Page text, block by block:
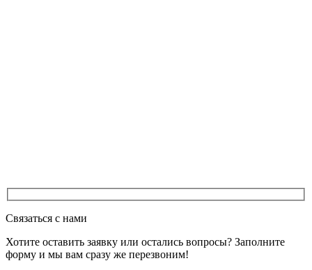
Связаться с нами
Хотите оставить заявку или остались вопросы? Заполните
форму и мы вам сразу же перезвоним!